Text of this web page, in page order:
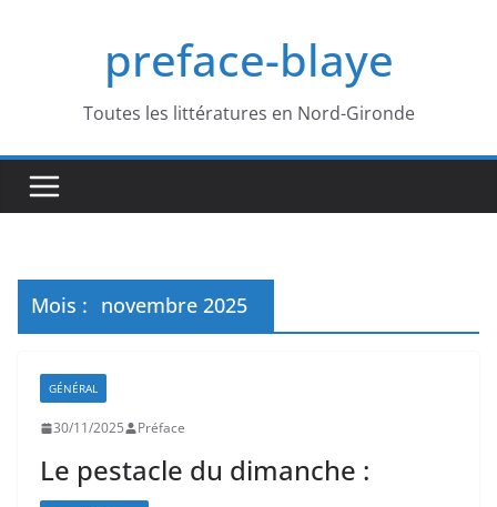
preface-blaye
Toutes les littératures en Nord-Gironde
Mois : novembre 2025
GÉNÉRAL
30/11/2025 Préface
Le pestacle du dimanche :